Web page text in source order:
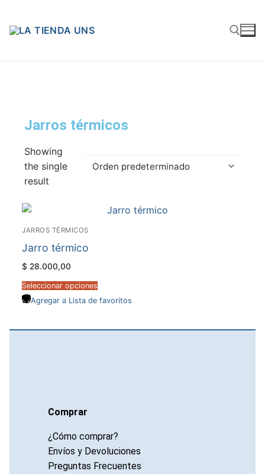
Jarros térmicos
Showing
the single
result
JARROS TÉRMICOS
Jarro térmico
$ 28.000,00
Seleccionar opciones
Agregar a Lista de favoritos
Comprar
¿Cómo comprar?
Envíos y Devoluciones
Preguntas Frecuentes